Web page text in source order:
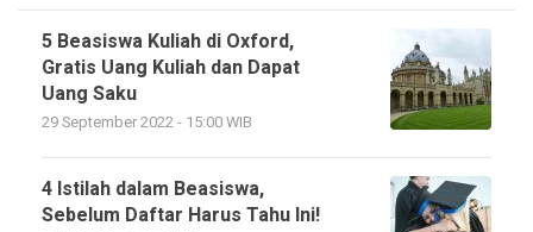
5 Beasiswa Kuliah di Oxford,
Gratis Uang Kuliah dan Dapat
Uang Saku
29 September 2022 - 15:00 WIB
4 Istilah dalam Beasiswa,
Sebelum Daftar Harus Tahu Ini!